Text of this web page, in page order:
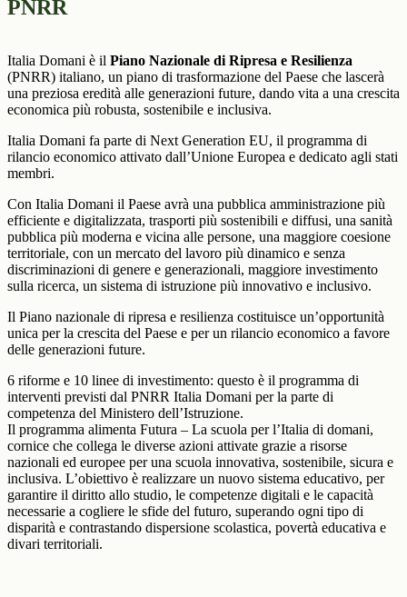
PNRR
Italia Domani è il Piano Nazionale di Ripresa e Resilienza
(PNRR) italiano, un piano di trasformazione del Paese che lascerà
una preziosa eredità alle generazioni future, dando vita a una crescita
economica più robusta, sostenibile e inclusiva.
Italia Domani fa parte di Next Generation EU, il programma di
rilancio economico attivato dall’Unione Europea e dedicato agli stati
membri.
Con Italia Domani il Paese avrà una pubblica amministrazione più
efficiente e digitalizzata, trasporti più sostenibili e diffusi, una sanità
pubblica più moderna e vicina alle persone, una maggiore coesione
territoriale, con un mercato del lavoro più dinamico e senza
discriminazioni di genere e generazionali, maggiore investimento
sulla ricerca, un sistema di istruzione più innovativo e inclusivo.
Il Piano nazionale di ripresa e resilienza costituisce un’opportunità
unica per la crescita del Paese e per un rilancio economico a favore
delle generazioni future.
6 riforme e 10 linee di investimento: questo è il programma di
interventi previsti dal PNRR Italia Domani per la parte di
competenza del Ministero dell’Istruzione.
Il programma alimenta Futura – La scuola per l’Italia di domani,
cornice che collega le diverse azioni attivate grazie a risorse
nazionali ed europee per una scuola innovativa, sostenibile, sicura e
inclusiva. L’obiettivo è realizzare un nuovo sistema educativo, per
garantire il diritto allo studio, le competenze digitali e le capacità
necessarie a cogliere le sfide del futuro, superando ogni tipo di
disparità e contrastando dispersione scolastica, povertà educativa e
divari territoriali.